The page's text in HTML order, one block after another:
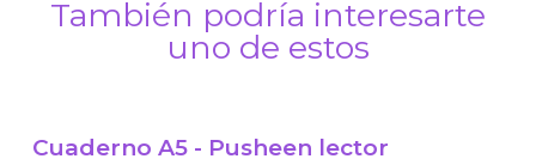
También podría interesarte
uno de estos
Cuaderno A5 - Pusheen lector